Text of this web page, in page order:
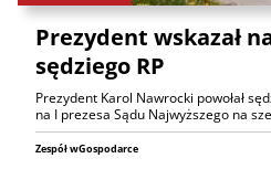
Prezydent wskazał
sędziego RP
Prezydent Karol Nawrocki powołał
na I prezesa Sądu Najwyższego na
Zespół wGospodarce